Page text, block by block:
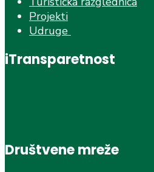
Projekti
Udruge
iTransparetnost
Društvene mreže